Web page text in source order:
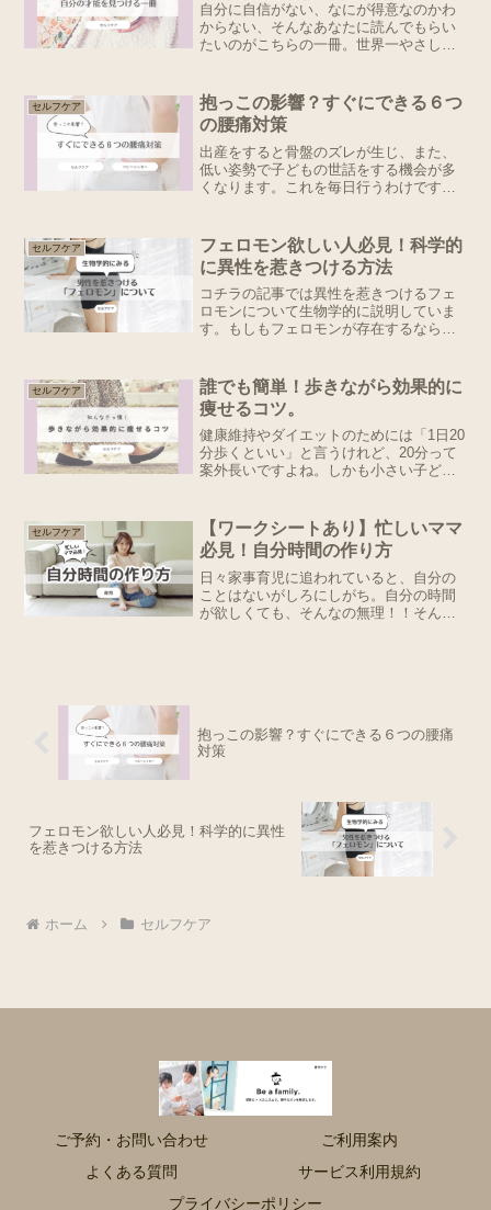
自分に自信がない、なにが得意なのかわ
からない、そんなあなたに読んでもらい
たいのがこちらの一冊。世界一やさしい
ＡＷＡ/八木仁平posted with カエレバ私が
なに...
セルフケア
抱っこの影響？すぐにできる６つ
の腰痛対策
出産をすると骨盤のズレが生じ、また、
低い姿勢で子どもの世話をする機会が多
くなります。これを毎日行うわけですか
痛の負担を軽減すべく、対策をお伝えし
ます。育児中における６つ...
セルフケア
フェロモン欲しい人必見！科学的
に異性を惹きつける方法
コチラの記事では異性を惹きつけるフェ
ロモンについて生物学的に説明していま
す。もしもフェロモンが存在するなら増
セルフケア
誰でも簡単！歩きながら効果的に
痩せるコツ。
健康維持やダイエットのためには「1日20
分歩くといい」と言うけれど、20分って
案外長いですよね。しかも小さい子ども
痩せるコツをお伝えします！そもそも、
なぜウォーキングは...
セルフケア
【ワークシートあり】忙しいママ
必見！自分時間の作り方
日々家事育児に追われていると、自分の
ことはないがしろにしがち。自分の時間
が欲しくても、そんなの無理！！そんな
抱っこの影響？すぐにできる６つの腰痛
対策
フェロモン欲しい人必見！科学的に異性
を惹きつける方法
ホーム セルフケア
ご予約・お問い合わせ
ご利用案内
よくある質問
サービス利用規約
プライバシーポリシー